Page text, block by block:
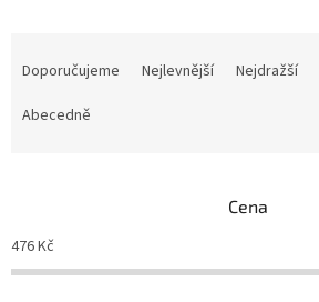
o
d
Doporučujeme Nejlevnější Nejdražší
Abecedně
Cena
476Kč